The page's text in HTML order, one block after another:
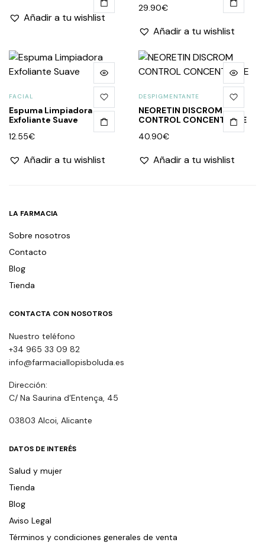
Añadir a tu wishlist
29.90€
Añadir a tu wishlist
FACIAL
Espuma Limpiadora
Exfoliante Suave
12.55€
Añadir a tu wishlist
DESPIGMENTANTE
NEORETIN DISCROM
CONTROL CONCENTRATE
40.90€
Añadir a tu wishlist
LA FARMACIA
Sobre nosotros
Contacto
Blog
Tienda
CONTACTA CON NOSOTROS
Nuestro teléfono
+34 965 33 09 82
info@farmaciallopisboluda.es
Dirección:
C/ Na Saurina d’Entença, 45
03803 Alcoi, Alicante
DATOS DE INTERÉS
Salud y mujer
Tienda
Blog
Aviso Legal
Términos y condiciones generales de venta